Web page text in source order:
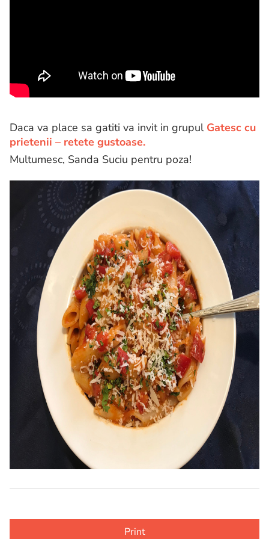
Daca va place sa gatiti va invit in grupul Gatesc cu
prietenii – retete gustoase.
Multumesc, Sanda Suciu pentru poza!
Print